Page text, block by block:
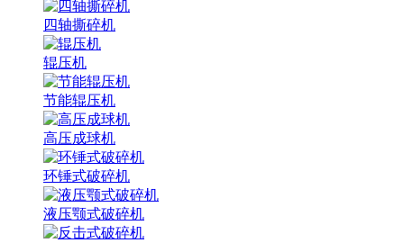
四轴撕碎机
辊压机
节能辊压机
高压成球机
环锤式破碎机
液压颚式破碎机